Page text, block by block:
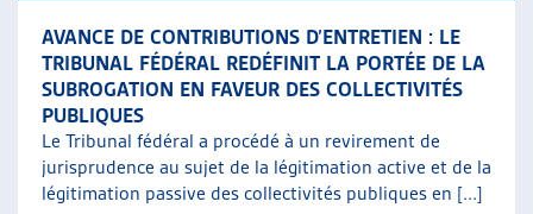
AVANCE DE CONTRIBUTIONS D’ENTRETIEN : LE
TRIBUNAL FÉDÉRAL REDÉFINIT LA PORTÉE DE LA
SUBROGATION EN FAVEUR DES COLLECTIVITÉS
PUBLIQUES
Le Tribunal fédéral a procédé à un revirement de
jurisprudence au sujet de la légitimation active et de la
légitimation passive des collectivités publiques en [...]